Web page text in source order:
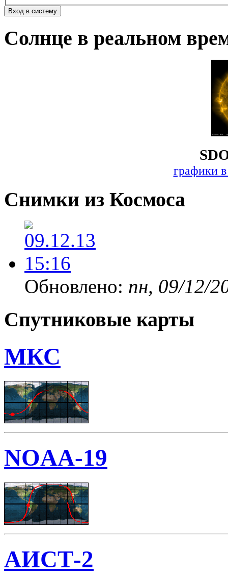
Солнце в реальном
графики
Снимки из Космоса
Обновлено: пн, 09/12/
Спутниковые карты
МКС
NOAA-19
АИСТ-2